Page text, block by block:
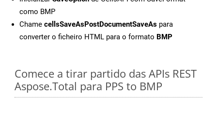
como BMP
Chame cellsSaveAsPostDocumentSaveAs para
converter o ficheiro HTML para o formato BMP
Comece a tirar partido das APIs REST
Aspose.Total para PPS to BMP